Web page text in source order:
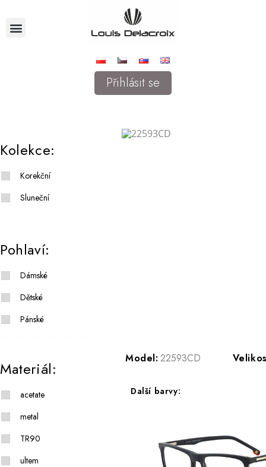
Přihlásit se
Kolekce:
Korekční
Sluneční
Pohlaví:
Dámské
Dětské
Pánské
Materiál:
acetate
metal
TR90
ultem
Model: 22593CD
Další barvy: